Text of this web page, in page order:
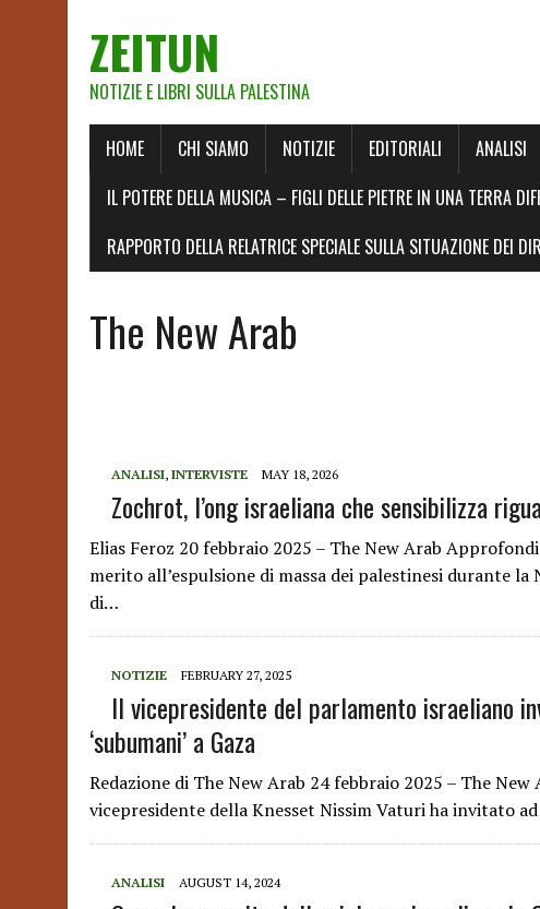
ZEITUN
NOTIZIE E LIBRI SULLA PALESTINA
HOME CHI SIAMO NOTIZIE EDITORIALI ANALISI
IL POTERE DELLA MUSICA – FIGLI DELLE PIETRE IN UNA TERRA
RAPPORTO DELLA RELATRICE SPECIALE SULLA SITUAZIONE DEI
The New Arab
ANALISI, INTERVISTE MAY 18, 2026
Zochrot, l’ong israeliana che sensibilizza
Elias Feroz 20 febbraio 2025 – The New Arab
merito all’espulsione di massa dei palestinesi durante
di…
NOTIZIE FEBRUARY 27, 2025
Il vicepresidente del parlamento israeliano
‘subumani’ a Gaza
Redazione di The New Arab 24 febbraio 2025 – The
vicepresidente della Knesset Nissim Vaturi ha invitato
ANALISI AUGUST 14, 2024